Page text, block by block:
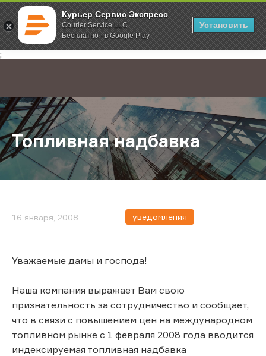
Курьер Сервис Экспресс
Courier Service LLC
Бесплатно - в Google Play
Установить
;
Главная О компании Новости Топливная надбавка
Топливная надбавка
16 января, 2008 уведомления
Уважаемые дамы и господа!
Наша компания выражает Вам свою
признательность за сотрудничество и сообщает,
что в связи с повышением цен на международном
топливном рынке с 1 февраля 2008 года вводится
индексируемая топливная надбавка